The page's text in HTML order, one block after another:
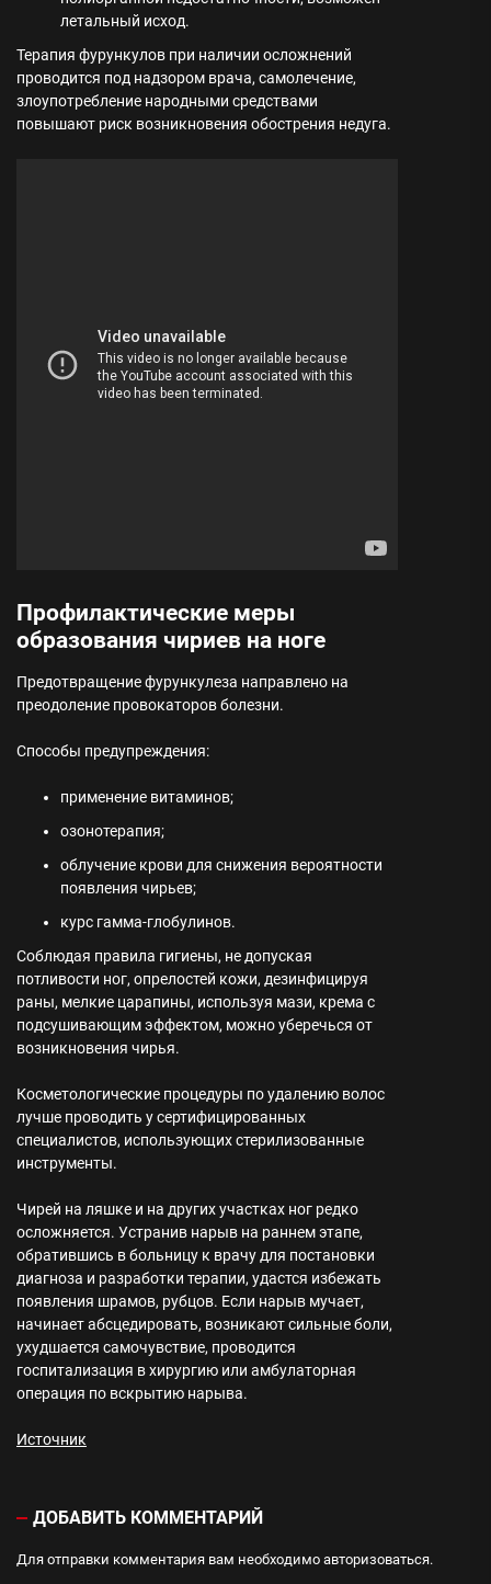
летальный исход.
Терапия фурункулов при наличии осложнений
проводится под надзором врача, самолечение,
злоупотребление народными средствами
повышают риск возникновения обострения недуга.
Профилактические меры
образования чириев на ноге
Предотвращение фурункулеза направлено на
преодоление провокаторов болезни.
Способы предупреждения:
применение витаминов;
озонотерапия;
облучение крови для снижения вероятности
появления чирьев;
курс гамма-глобулинов.
Соблюдая правила гигиены, не допуская
потливости ног, опрелостей кожи, дезинфицируя
раны, мелкие царапины, используя мази, крема с
подсушивающим эффектом, можно уберечься от
возникновения чирья.
Косметологические процедуры по удалению волос
лучше проводить у сертифицированных
специалистов, использующих стерилизованные
инструменты.
Чирей на ляшке и на других участках ног редко
осложняется. Устранив нарыв на раннем этапе,
обратившись в больницу к врачу для постановки
диагноза и разработки терапии, удастся избежать
появления шрамов, рубцов. Если нарыв мучает,
начинает абсцедировать, возникают сильные боли,
ухудшается самочувствие, проводится
госпитализация в хирургию или амбулаторная
операция по вскрытию нарыва.
Источник
ДОБАВИТЬ КОММЕНТАРИЙ
Для отправки комментария вам необходимо авторизоваться.